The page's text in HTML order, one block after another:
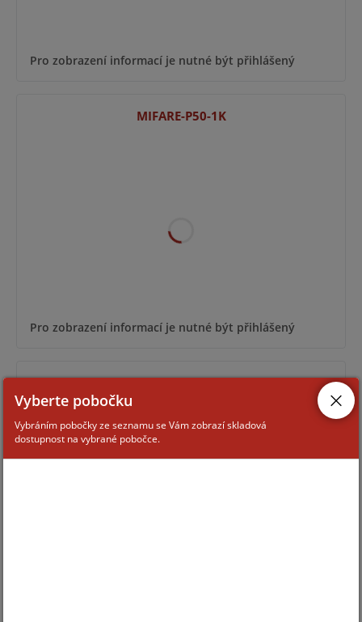
Pro zobrazení informací je nutné být přihlášený
MIFARE-P50-1K
Pro zobrazení informací je nutné být přihlášený
IC S50
Vyberte pobočku
Vybráním pobočky ze seznamu se Vám zobrazí skladová
dostupnost na vybrané pobočce.